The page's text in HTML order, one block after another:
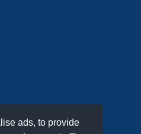
ads, to provide